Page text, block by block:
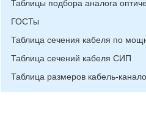
Таблицы подбора аналога
ГОСТы
Таблица сечения кабеля по
Таблица сечений кабеля СИП
Таблица размеров кабель-